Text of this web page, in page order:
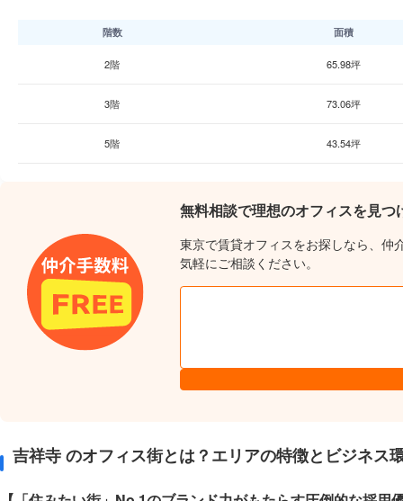
階数 面積
2階 65.98坪
3階 73.06坪
5階 43.54坪
無料相談で理想のオフィスを見つ
東京で賃貸オフィスをお探しなら、仲
気軽にご相談ください。
吉祥寺 のオフィス街とは？エリアの特徴とビジネス